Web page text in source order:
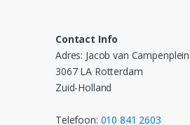
Contact Info
Adres: Jacob van
3067 LA Rotterdam
Zuid-Holland
Telefoon: 010 841 2603